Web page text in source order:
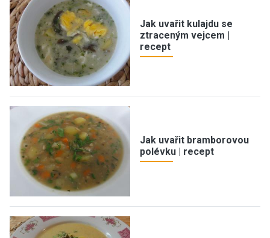
Jak uvařit kulajdu se
ztraceným vejcem |
recept
Jak uvařit bramborovou
polévku | recept